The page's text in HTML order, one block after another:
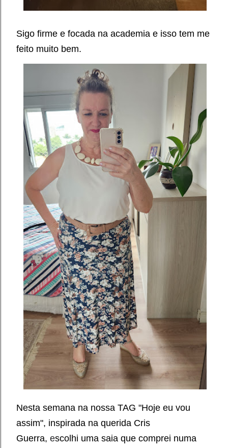
Sigo firme e focada na academia e isso tem me
feito muito bem.
Nesta semana na nossa TAG "Hoje eu vou
assim", inspirada na querida Cris
Guerra, escolhi uma saia que comprei numa